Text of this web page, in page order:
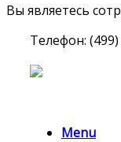
Вы являетесь
Телефон:
Menu